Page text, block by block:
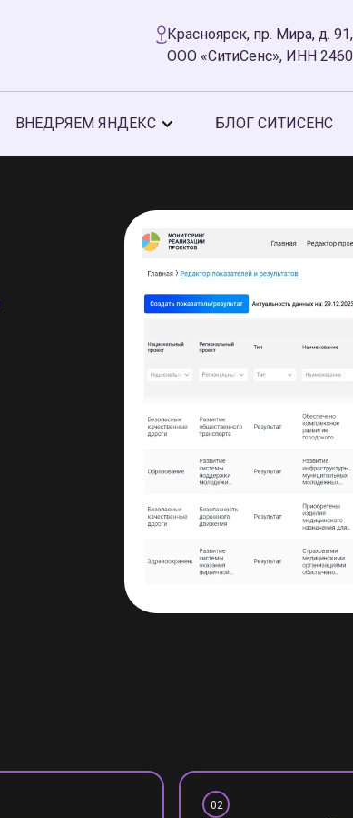
Красноярск, пр. Мира, д.
ООО «СитиСенс», ИНН
ВНЕДРЯЕМ ЯНДЕКС БЛОГ СИТИСЕНС
02